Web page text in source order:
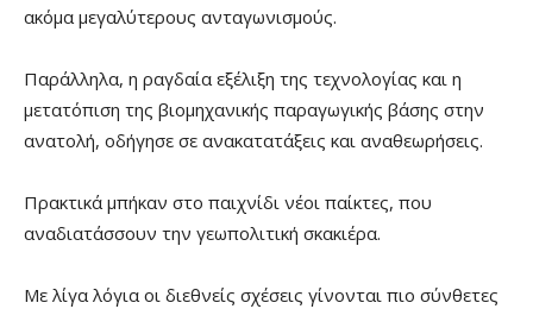
ακόμα μεγαλύτερους ανταγωνισμούς.
Παράλληλα, η ραγδαία εξέλιξη της τεχνολογίας και η
μετατόπιση της βιομηχανικής παραγωγικής βάσης στην
ανατολή, οδήγησε σε ανακατατάξεις και αναθεωρήσεις.
Πρακτικά μπήκαν στο παιχνίδι νέοι παίκτες, που
αναδιατάσσουν την γεωπολιτική σκακιέρα.
Με λίγα λόγια οι διεθνείς σχέσεις γίνονται πιο σύνθετες